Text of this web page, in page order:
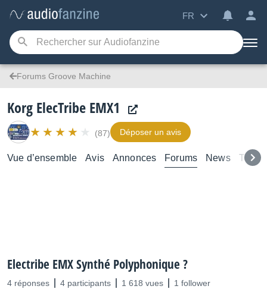
FR
Forums Groove Machine
Korg ElecTribe EMX1
(87) Déposer un avis
Vue d’ensemble Avis Annonces Forums News Test
Electribe EMX Synthé Polyphonique ?
4 réponses 4 participants 1 618 vues 1 follower